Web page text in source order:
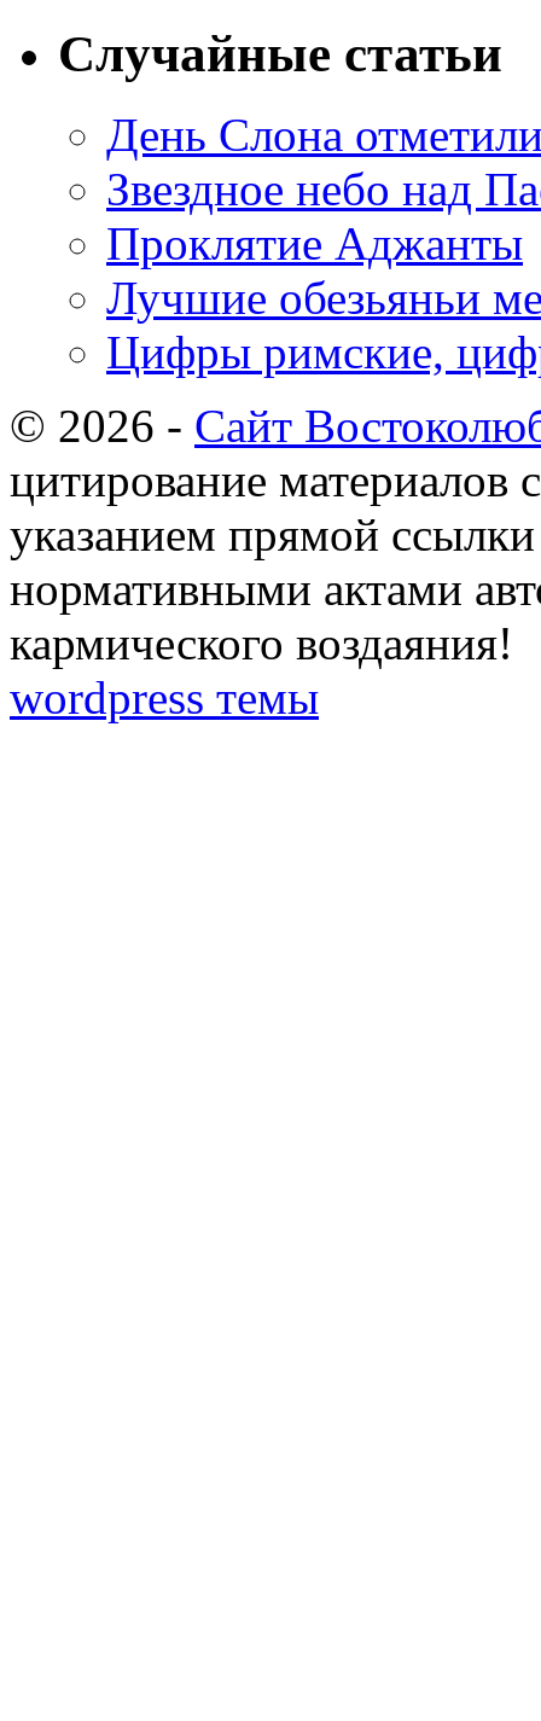
Случайные статьи
День Слона
Звездное небо над
Проклятие Аджанты
Лучшие обезьяньи
Цифры римские,
© 2026 - Сайт
цитирование материалов
указанием прямой
нормативными актами
кармического воздаяния!
wordpress темы